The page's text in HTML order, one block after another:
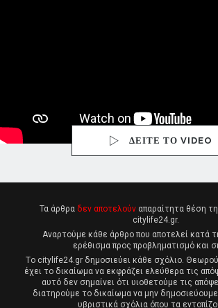
ΔΕΙΤΕ ΤΟ VIDEO
Τα άρθρα δεν αποτελούν απαραίτητα θέση
citylife24.gr.
Αναρτούμε κάθε άρθρο που αποτελεί κατά
ερέθισμα προς προβληματισμό και
Tο citylife24.gr δημοσιεύει κάθε σχόλιο.
έχει το δικαίωμα να εκφράζει ελεύθερα τις
αυτό δεν σημαίνει ότι υιοθετούμε τις
διατηρούμε το δικαίωμα να μην
υβριστικά σχόλια όπου τα